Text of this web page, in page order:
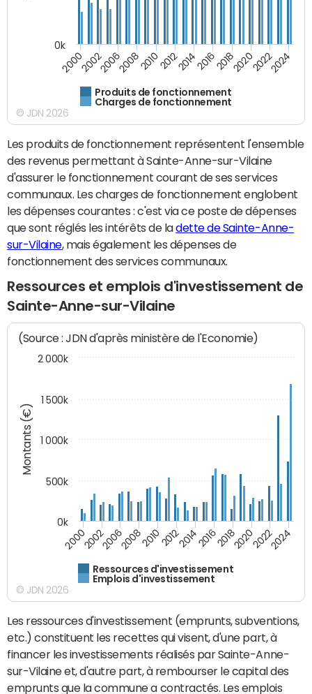
Produits de fonctionnement
Charges de fonctionnement
200020022006200820102012201420162018202020222024
0k
© JDN 2026
Les produits de fonctionnement représentent l'ensemble
des revenus permettant à Sainte-Anne-sur-Vilaine
d'assurer le fonctionnement courant de ses services
communaux. Les charges de fonctionnement englobent
les dépenses courantes : c'est via ce poste de dépenses
que sont réglés les intérêts de ladette de Sainte-Anne-
sur-Vilaine, mais également les dépenses de
fonctionnement des services communaux.
Ressources et emplois d'investissement de
Sainte-Anne-sur-Vilaine
Montants (€)
(Source : JDN d'après ministère de l'Economie)
Ressources d'investissement
Emplois d'investissement
200020022006200820102012201420162018202020222024
0k
500k
1 000k
1 500k
2 000k
© JDN 2026
Les ressources d'investissement (emprunts, subventions,
etc.) constituent les recettes qui visent, d'une part, à
financer les investissements réalisés par Sainte-Anne-
sur-Vilaine et, d'autre part, à rembourser le capital des
emprunts que la commune a contractés. Les emplois